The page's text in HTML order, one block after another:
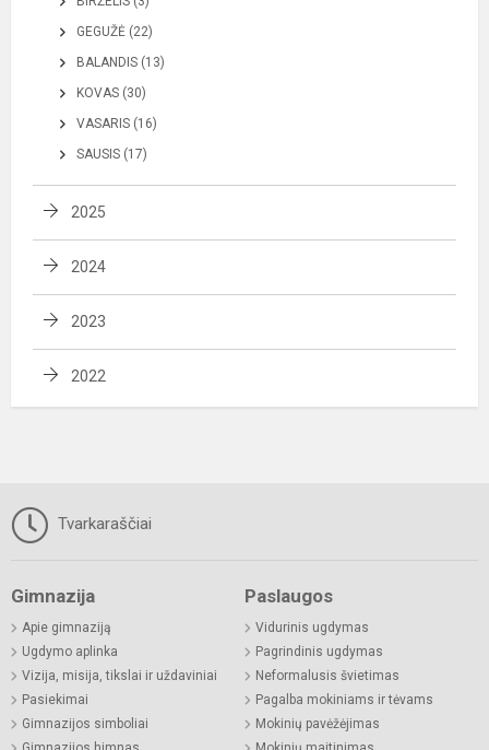
GEGUŽĖ (22)
BALANDIS (13)
KOVAS (30)
VASARIS (16)
SAUSIS (17)
2025
2024
2023
2022
Tvarkaraščiai
Gimnazija
Apie gimnaziją
Ugdymo aplinka
Vizija, misija, tikslai ir uždaviniai
Pasiekimai
Gimnazijos simboliai
Paslaugos
Vidurinis ugdymas
Pagrindinis ugdymas
Neformalusis švietimas
Pagalba mokiniams ir tėvams
Mokinių pavėžėjimas